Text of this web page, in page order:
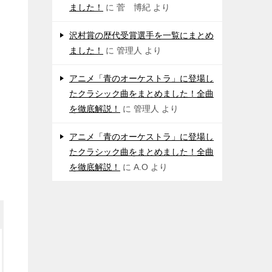
ました！ に 菅 博紀 より
沢村賞の歴代受賞選手を一覧にまとめ
ました！
に 管理人 より
アニメ「青のオーケストラ」に登場し
たクラシック曲をまとめました！全曲
を徹底解説！
に 管理人 より
アニメ「青のオーケストラ」に登場し
たクラシック曲をまとめました！全曲
を徹底解説！
に A.O より